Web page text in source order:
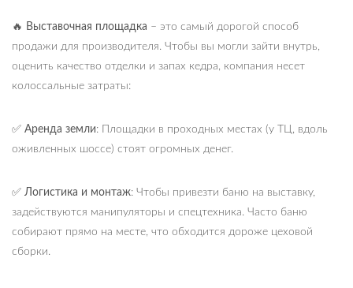
🔥 Выставочная площадка – это самый дорогой способ
продажи для производителя. Чтобы вы могли зайти внутрь,
оценить качество отделки и запах кедра, компания несет
колоссальные затраты:
✅ Аренда земли: Площадки в проходных местах (у ТЦ, вдоль
оживленных шоссе) стоят огромных денег.
✅ Логистика и монтаж: Чтобы привезти баню на выставку,
задействуются манипуляторы и спецтехника. Часто баню
собирают прямо на месте, что обходится дороже цеховой
сборки.